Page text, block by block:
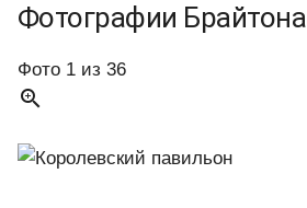
Фотографии Брайтона
Фото 1 из 36
